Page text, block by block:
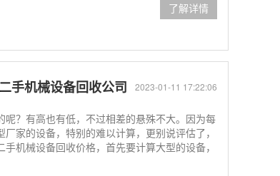
了解详情
2023-01-11 17:22:06
手机械设备回收公司
？有高也有低，不过相差的悬殊不大。因为每
家的设备，特别的难以计算，更别说评估了，
机械设备回收价格，首先要计算大型的设备，